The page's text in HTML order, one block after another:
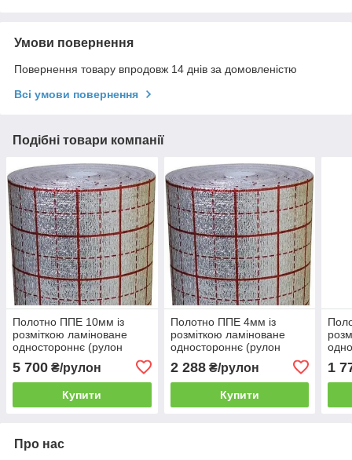
Умови повернення
Повернення товару впродовж 14 днів за домовленістю
Всі умови повернення
Подібні товари компанії
Полотно ППЕ 10мм із
розміткою ламіноване
одностороннє (рулон
5 700 ₴/рулон
Купити
Полотно ППЕ 4мм із
розміткою ламіноване
одностороннє (рулон
2 288₴/рулон
Купити
1
Про нас